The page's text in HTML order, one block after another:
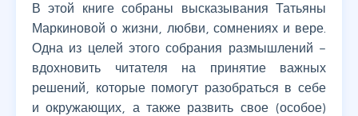
В этой книге собраны высказывания Татьяны
Маркиновой о жизни, любви, сомнениях и вере.
Одна из целей этого собрания размышлений –
вдохновить читателя на принятие важных
решений, которые помогут разобраться в себе
и окружающих, а также развить свое (особое)